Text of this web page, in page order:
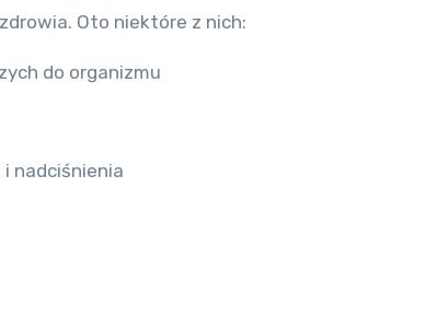
Oto niektóre z nich:
do organizmu
nadciśnienia